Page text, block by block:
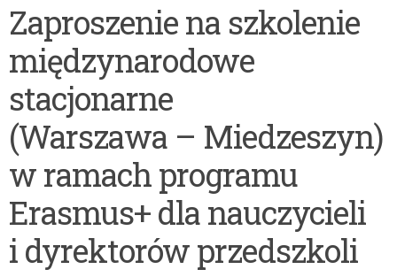
Zaproszenie na szkolenie
międzynarodowe
stacjonarne
(Warszawa – Miedzeszyn)
w ramachprogramu
Erasmus+dla nauczycieli
i dyrektorówprzedszkoli
Igrzyska
2023
dla
asa”-
stypendialny
dla
uczniów
techników
szkół